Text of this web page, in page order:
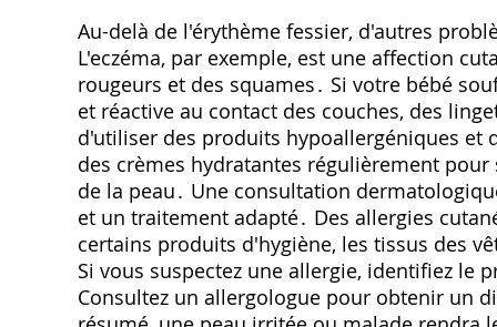
Au-delà de l'érythème fessier, d'autres
L'eczéma, par exemple, est une affection
rougeurs et des squames․ Si votre bébé
et réactive au contact des couches, des
d'utiliser des produits hypoallergéniques et
des crèmes hydratantes régulièrement
de la peau․ Une consultation
et un traitement adapté․ Des allergies
certains produits d'hygiène, les tissus des
Si vous suspectez une allergie, identifiez le
Consultez un allergologue pour obtenir un